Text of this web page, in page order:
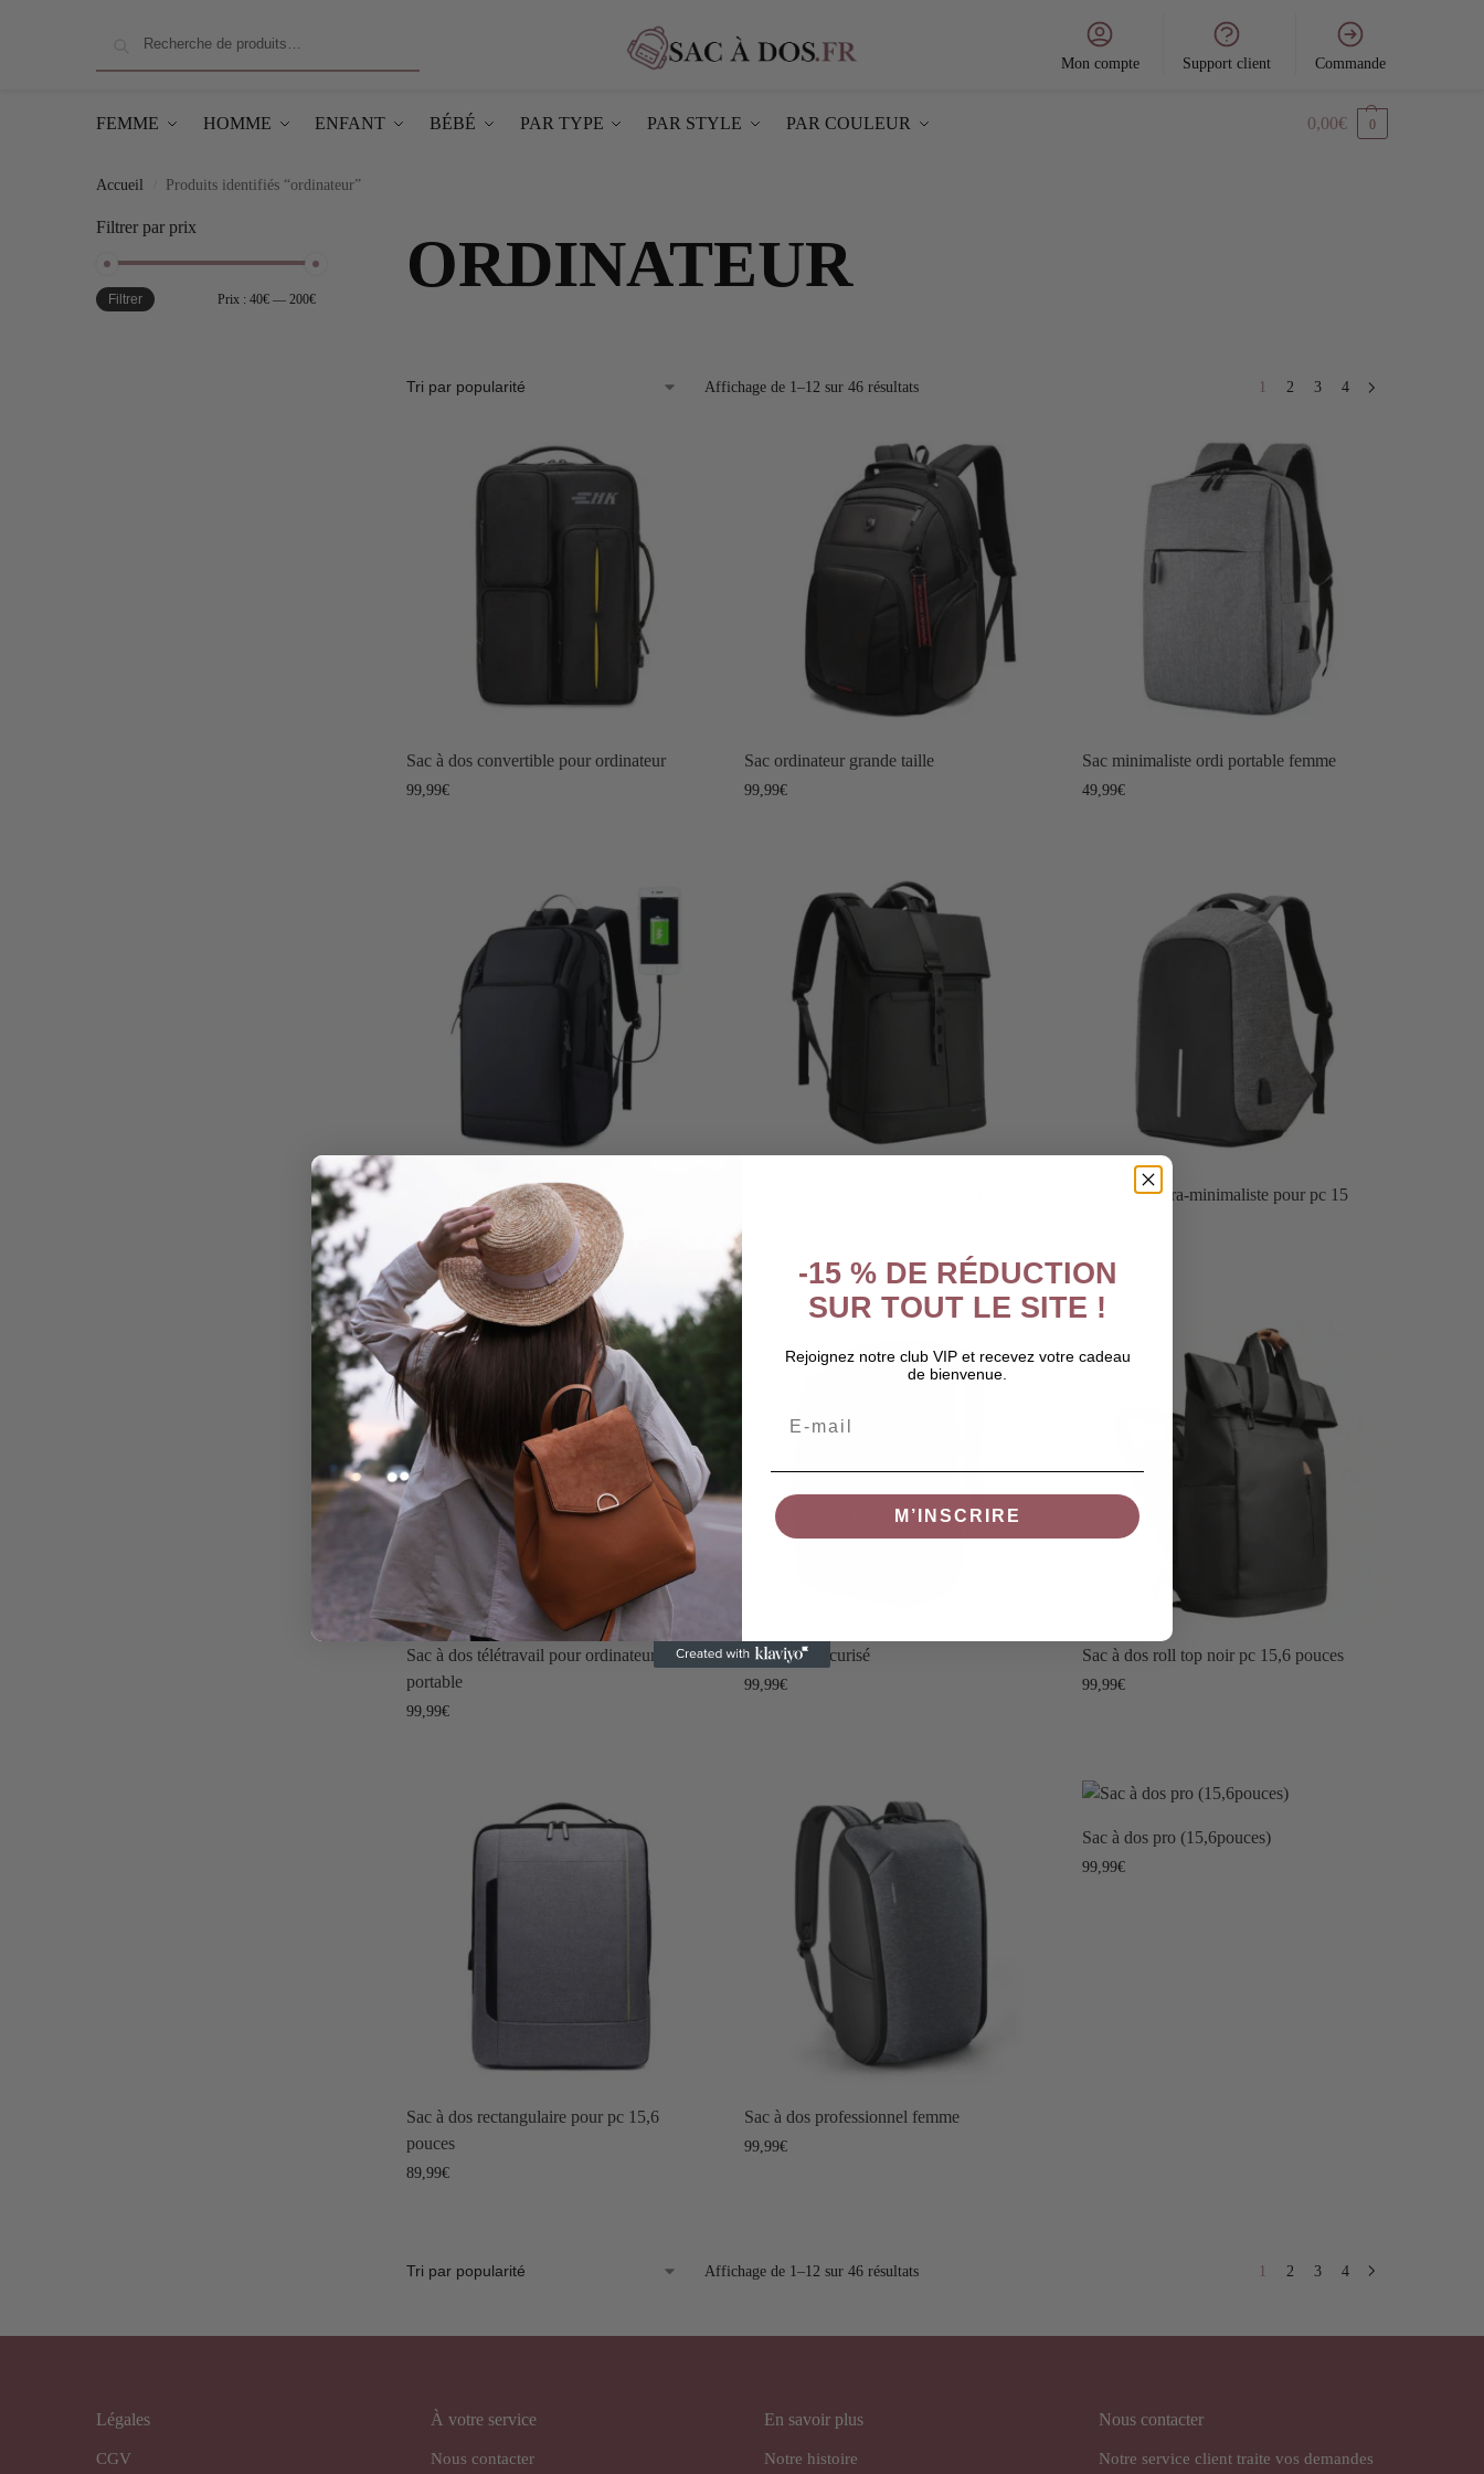
Mon compte Support client Commande
FEMME HOMME ENFANT BÉBÉ PAR TYPE PAR STYLE PAR COULEUR 0,00€ 0
Accueil Produits identifiés “ordinateur”
ORDINATEUR
Affichage de 1–12 sur 46 résultats 1 2 3 4
Sac à dos convertible pour ordinateur
99,99€
Sac ordinateur grande taille
99,99€
Sac minimaliste ordi portable femme
49,99€
Sac business femme
79,99€
Sac à dos ultra-minimaliste pour pc 15
Sac à dos télétravail pour ordinateur
portable
99,99€
Sac à dos sécurisé
99,99€
Sac à dos roll top noir pc 15,6 pouces
99,99€
Sac à dos rectangulaire pour pc 15,6
pouces
89,99€
Sac à dos professionnel femme
99,99€
Sac à dos pro (15,6pouces)
99,99€
Affichage de 1–12 sur 46 résultats 1 2 3 4
Filtrer par prix
Filtrer Prix : 40€— 200€
Légales
CGV
À votre service
Nous contacter
En savoir plus
Notre histoire
Nous contacter
Notre service client traite vos demandes
-15 % DE RÉDUCTION
SUR TOUT LE SITE !
Rejoignez notre club VIP et recevez votre cadeau
de bienvenue.
M’INSCRIRE